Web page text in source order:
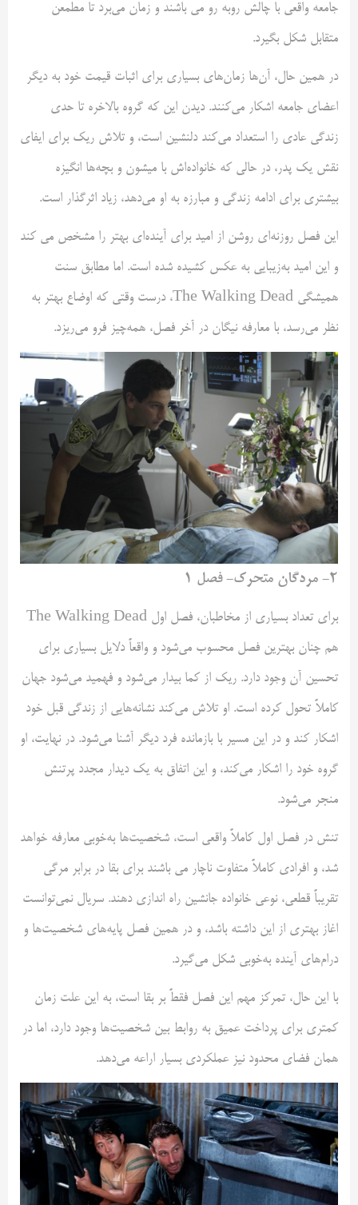
جامعه واقعی با چالش روبه رو می باشند و زمان می‌برد تا مطمعن
متقابل شکل بگیرد.
در همین حال، آن‌ها زمان‌های بسیاری برای اثبات قیمت خود به دیگر
اعضای جامعه اشکار می‌کنند. دیدن این که گروه بالاخره تا حدی
زندگی عادی را استعداد می‌کند دلنشین است، و تلاش ریک برای ایفای
نقش یک پدر، در حالی که خانواده‌اش با میشون و بچه‌ها انگیزه
بیشتری برای ادامه زندگی و مبارزه به او می‌دهد، زیاد اثرگذار است.
این فصل روزنه‌ای روشن از امید برای آینده‌ای بهتر را مشخص می کند
و این امید به‌زیبایی به عکس کشیده شده است. اما مطابق سنت
همیشگی The Walking Dead، درست وقتی که اوضاع بهتر به
نظر می‌رسد، با معارفه نیگان در آخر فصل، همه‌چیز فرو می‌ریزد.
۲- مردگان متحرک- فصل ۱
برای تعداد بسیاری از مخاطبان، فصل اول The Walking Dead
هم چنان بهترین فصل محسوب می‌شود و واقعاً دلایل بسیاری برای
تحسین آن وجود دارد. ریک از کما بیدار می‌شود و فهمید می‌شود جهان
کاملاً تحول کرده است. او تلاش می‌کند نشانه‌هایی از زندگی قبل خود
اشکار کند و در این مسیر با بازمانده فرد دیگر آشنا می‌شود. در نهایت، او
گروه خود را اشکار می‌کند، و این اتفاق به یک دیدار مجدد پرتنش
منجر می‌شود.
تنش در فصل اول کاملاً واقعی است، شخصیت‌ها به‌خوبی معارفه خواهد
شد، و افرادی کاملاً متفاوت ناچار می باشند برای بقا در برابر مرگی
تقریباً قطعی، نوعی خانواده جانشین راه اندازی دهند. سریال نمی‌توانست
اغاز بهتری از این داشته باشد، و در همین فصل پایه‌های شخصیت‌ها و
درام‌های آینده به‌خوبی شکل می‌گیرد.
با این حال، تمرکز مهم این فصل فقطً بر بقا است، به این علت زمان
کمتری برای پرداخت عمیق به روابط بین شخصیت‌ها وجود دارد، اما در
همان فضای محدود نیز عملکردی بسیار اراعه می‌دهد.